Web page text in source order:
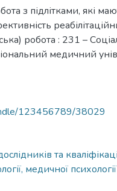
з підлітками, які
робота : 231 –
медичний
123456789/38029
та
медичної